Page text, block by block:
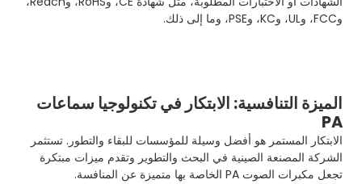
وFCC، وUL، وKC، وPSE، وما إلى ذلك.
الميزة التنافسية: الابتكار في تكنولوجيا سماعات
PA
الابتكار المستمر هو أفضل وسيلة للمؤسسات للبقاء والتطور. تستثمر
الشركة المصنعة الصينية في البحث والتطوير وتقدم ميزات مبتكرة
تجعل مكبرات الصوت PA الخاصة بها متميزة عن المنافسة.